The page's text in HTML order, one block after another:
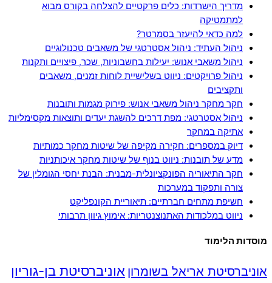
מדריך הישרדות: כלים פרקטיים להצלחה בקורס מבוא
למתמטיקה
למה כדאי להיעזר בסמרטר?
ניהול העתיד: ניהול אסטרטגי של משאבים טכנולוגיים
ניהול משאבי אנוש: יעילות בחשבוניות, שכר, פיצויים ותקנות
ניהול פרויקטים: ניווט בשלישיית לוחות זמנים, משאבים
ותקציבים
חקר מחקר ניהול משאבי אנוש: פירוק מגמות ותובנות
ניהול אסטרטגי: מפת דרכים להשגת יעדים ותוצאות מקסימליות
אתיקה במחקר
דיוק במספרים: חקירה מקיפה של שיטות מחקר כמותיות
מדע של תובנות: ניווט בנוף של שיטות מחקר איכותניות
חקר התיאוריה הפונקציונלית-מבנית: הבנת יחסי הגומלין של
צורה ותפקוד במערכות
חשיפת מתחים חברתיים: תיאוריית הקונפליקט
ניווט במלכודות האתנוצנטריות: אימוץ גיוון תרבותי
מוסדות הלימוד
אוניברסיטת אריאל בשומרון אוניברסיטת בן-גוריון